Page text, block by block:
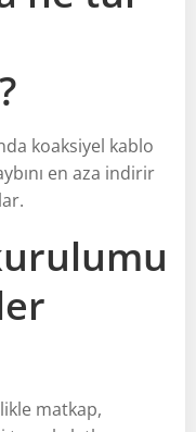
koaksiyel kablo
en aza indirir
matkap,